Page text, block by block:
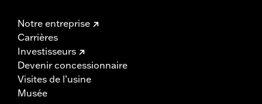
Notre entreprise
Carrières
Investisseurs
Devenir concessionnaire
Visites de l’usine
Musée